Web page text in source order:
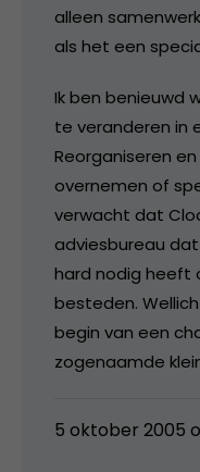
alleen
als het een
Ik ben benieuwd
te veranderen in
Reorganiseren
overnemen of
verwacht dat
adviesbureau
hard nodig heeft
besteden.
begin van een
zogenaamde
5 oktober 2005